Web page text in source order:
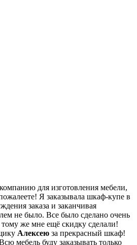
для изготовления мебели,
Я заказывала шкаф-купе в
заказа и заканчивая
не было. Все было сделано очень
же мне ещё скидку сделали!
Алексею за прекрасный шкаф!
мебель буду заказывать только